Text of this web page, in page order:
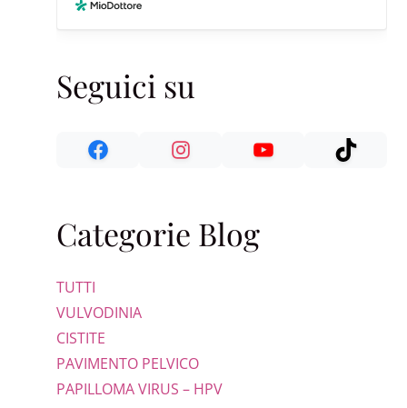
Seguici su
Categorie Blog
TUTTI
VULVODINIA
CISTITE
PAVIMENTO PELVICO
PAPILLOMA VIRUS – HPV